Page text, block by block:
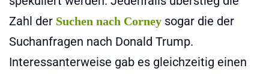
Zahl der Suchen nach Corney sogar die der
Suchanfragen nach Donald Trump.
Interessanterweise gab es gleichzeitig einen